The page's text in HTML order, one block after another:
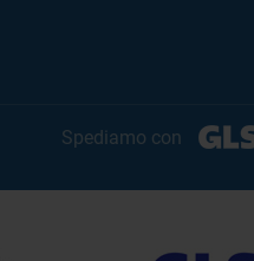
Spediamo con